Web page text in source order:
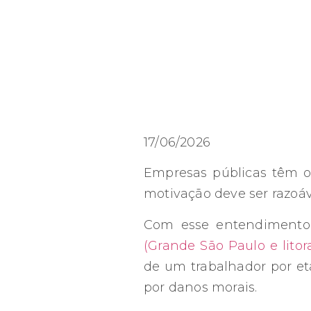
17/06/2026
Empresas públicas têm
motivação deve ser
Com esse
(Grande São Paulo e
de um trabalhador por
por danos morais.